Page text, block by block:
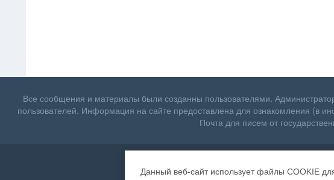
Данный веб-сайт использует файлы COOKIE
Все сообщения и материалы были созданны пользователями.
пользователей. Информация на сайте предоставлена для ознакомления (в
Почта для писем от